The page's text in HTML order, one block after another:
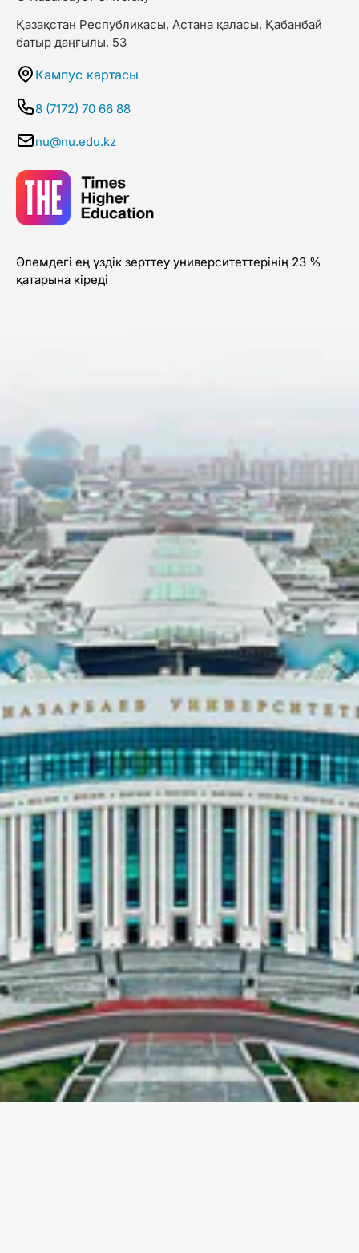
Қазақстан Республикасы, Астана қаласы, Қабанбай
батыр даңғылы, 53
Кампус картасы
8 (7172) 70 66 88
nu@nu.edu.kz
Әлемдегі ең үздік зерттеу университеттерінің 23 %
қатарына кіреді